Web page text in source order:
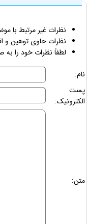
نظرات غیر مرتبط با
نظرات حاوی توهین و
لطفاً نظرات خود را
نام:
پست
الکترونیک:
متن: